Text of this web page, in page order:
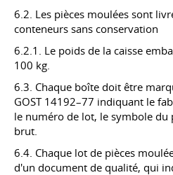
6.2. Les pièces moulées sont
conteneurs sans conservation
6.2.1. Le poids de la caisse
100 kg.
6.3. Chaque boîte doit être
GOST 14192–77 indiquant le
le numéro de lot, le symbole
brut.
6.4. Chaque lot de pièces
d'un document de qualité, qui